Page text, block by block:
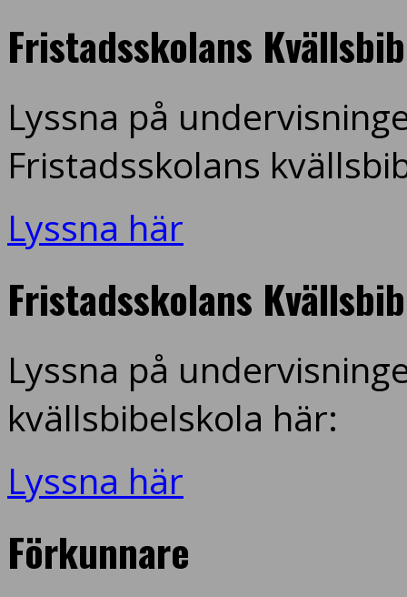
Fristadsskolans
Lyssna på
Fristadsskolans
Lyssna här
Fristadsskolans
Lyssna på
kvällsbibelskola här:
Lyssna här
Förkunnare